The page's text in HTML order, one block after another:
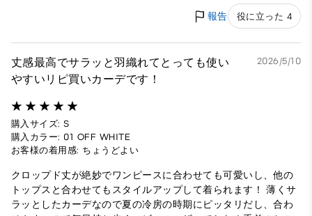
報告 役に立った 4
丈感最高でサラッと羽織れてとっても使い
やすいリピ買いカーデです！
2026/5/10
購入サイズ: S
購入カラー: 01 OFF WHITE
お客様の着用感: ちょうどよい
クロップド丈が絶妙でワンピースに合わせても可愛いし、他の
トップスと合わせてもスタイルアップして着られます！ 薄くサ
ラッとしたカーデなので夏の冷房の時期にピッタリだし、合わ